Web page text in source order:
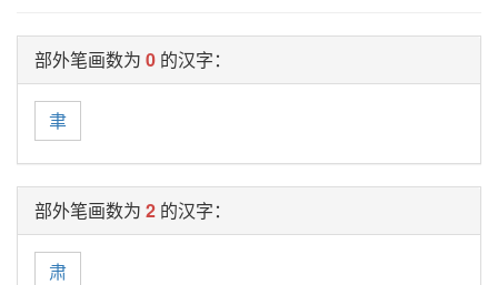
部外笔画数为 0 的汉字：
聿
部外笔画数为 2 的汉字：
肃